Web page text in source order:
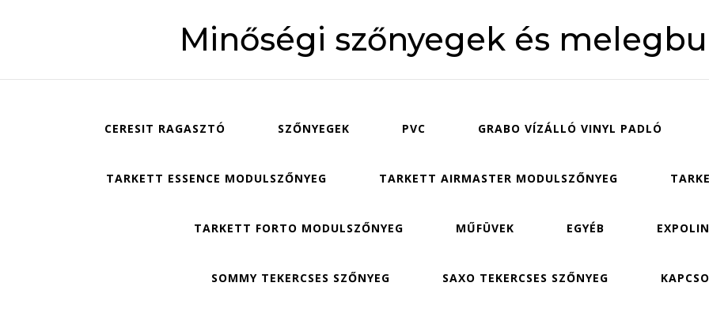
Minőségi szőnyegek és
CERESIT RAGASZTÓ SZŐNYEGEK PVC GRABO VÍZÁLLÓ VINYL PADLÓ
TARKETT ESSENCE MODULSZŐNYEG TARKETT AIRMASTER MODULSZŐNYEG
TARKETT FORTO MODULSZŐNYEG MŰFÜVEK EGYÉB
SOMMY TEKERCSES SZŐNYEG SAXO TEKERCSES SZŐNYEG